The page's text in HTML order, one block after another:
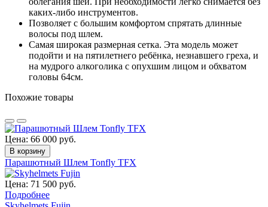
каких-либо инструментов.
Позволяет с большим комфортом спрятать длинные
волосы под шлем.
Самая широкая размерная сетка. Эта модель может
подойти и на пятилетнего ребёнка, незнавшего греха, и
на мудрого алкоголика с опухшим лицом и обхватом
головы 64см.
Похожие товары
Цена: 66 000 руб.
В корзину
Парашютный Шлем Tonfly TFX
Цена: 71 500 руб.
Подробнее